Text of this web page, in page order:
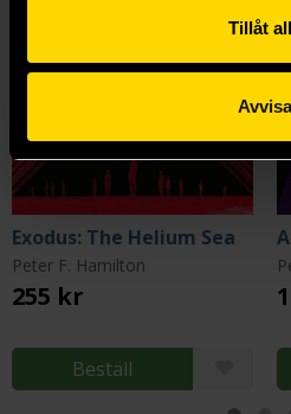
Tillåt
Avvisa
Exodus: The Helium Sea
Peter F. Hamilton
255 kr
Beställ